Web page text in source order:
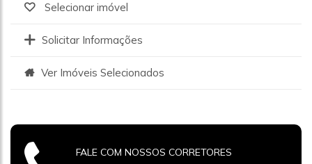
Selecionar imóvel
Solicitar Informações
Ver Imóveis Selecionados
FALE COM NOSSOS CORRETORES